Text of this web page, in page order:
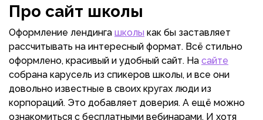
Про сайт школы
Оформление лендинга школы как бы заставляет
рассчитывать на интересный формат. Всё стильно
оформлено, красивый и удобный сайт. На сайте
собрана карусель из спикеров школы, и все они
довольно известные в своих кругах люди из
корпораций. Это добавляет доверия. А ещё можно
ознакомиться с бесплатными вебинарами. И хотя